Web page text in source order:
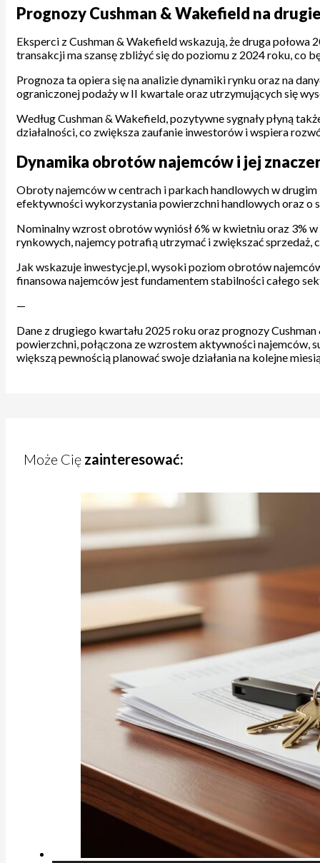
Prognozy Cushman & Wakefield na
Eksperci z Cushman & Wakefield wskazują, że druga
transakcji ma szansę zbliżyć się do poziomu z 2024 roku, co
Prognoza ta opiera się na analizie dynamiki rynku oraz na
ograniczonej podaży w II kwartale oraz utrzymujących się
Według Cushman & Wakefield, pozytywne sygnały płyną
działalności, co zwiększa zaufanie inwestorów i wspiera
Dynamika obrotów najemców i jej
Obroty najemców w centrach i parkach handlowych w
efektywności wykorzystania powierzchni handlowych oraz o
Nominalny wzrost obrotów wyniósł 6% w kwietniu oraz 3%
rynkowych, najemcy potrafią utrzymać i zwiększać sprzedaż,
Jak wskazuje inwestycje.pl, wysoki poziom obrotów
finansowa najemców jest fundamentem stabilności całego
—
Dane z drugiego kwartału 2025 roku oraz prognozy
powierzchni, połączona ze wzrostem aktywności najemców,
większą pewnością planować swoje działania na kolejne
Może Cię zainteresować: